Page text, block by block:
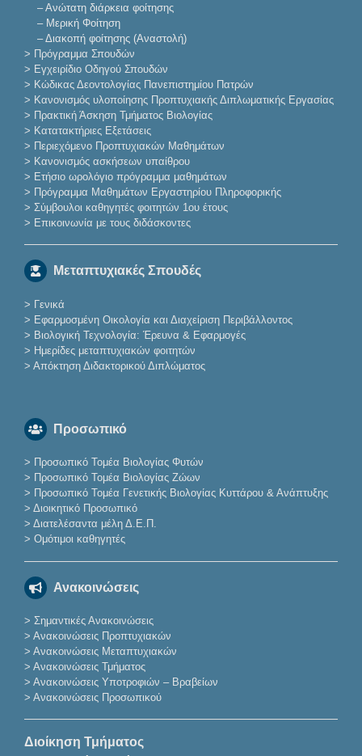
–Ανώτατη διάρκεια φοίτησης
– Μερική Φοίτηση
–Διακοπή φοίτησης (Αναστολή)
> Πρόγραμμα Σπουδών
> Εγχειρίδιο Οδηγού Σπουδών
> Κώδικας Δεοντολογίας Πανεπιστημίου Πατρών
> Κανονισμός υλοποίησης Προπτυχιακής Διπλωματικής Εργασίας
> Πρακτική Άσκηση Τμήματος Βιολογίας
> Κατατακτήριες Eξετάσεις
> Περιεχόμενο Προπτυχιακών Μαθημάτων
> Κανονισμός ασκήσεων υπαίθρου
> Ετήσιο ωρολόγιο πρόγραμμα μαθημάτων
> Πρόγραμμα Μαθημάτων Εργαστηρίου Πληροφορικής
> Σύμβουλοι καθηγητές φοιτητών 1ου έτους
> Επικοινωνία με τους διδάσκοντες
Μεταπτυχιακές Σπουδές
> Γενικά
> Εφαρμοσμένη Οικολογία και Διαχείριση Περιβάλλοντος
> Βιολογική Τεχνολογία: Έρευνα & Εφαρμογές
> Ημερίδες μεταπτυχιακών φοιτητών
> Απόκτηση Διδακτορικού Διπλώματος
Προσωπικό
> Προσωπικό Τομέα Βιολογίας Φυτών
> Προσωπικό Τομέα Βιολογίας Ζώων
> Προσωπικό Τομέα Γενετικής Βιολογίας Κυττάρου & Ανάπτυξης
> Διοικητικό Προσωπικό
> Διατελέσαντα μέλη Δ.Ε.Π.
> Ομότιμοι καθηγητές
Ανακοινώσεις
> Σημαντικές Ανακοινώσεις
> Ανακοινώσεις Προπτυχιακών
> Ανακοινώσεις Μεταπτυχιακών
> Ανακοινώσεις Τμήματος
> Ανακοινώσεις Υποτροφιών – Βραβείων
> Ανακοινώσεις Προσωπικού
Διοίκηση Τμήματος